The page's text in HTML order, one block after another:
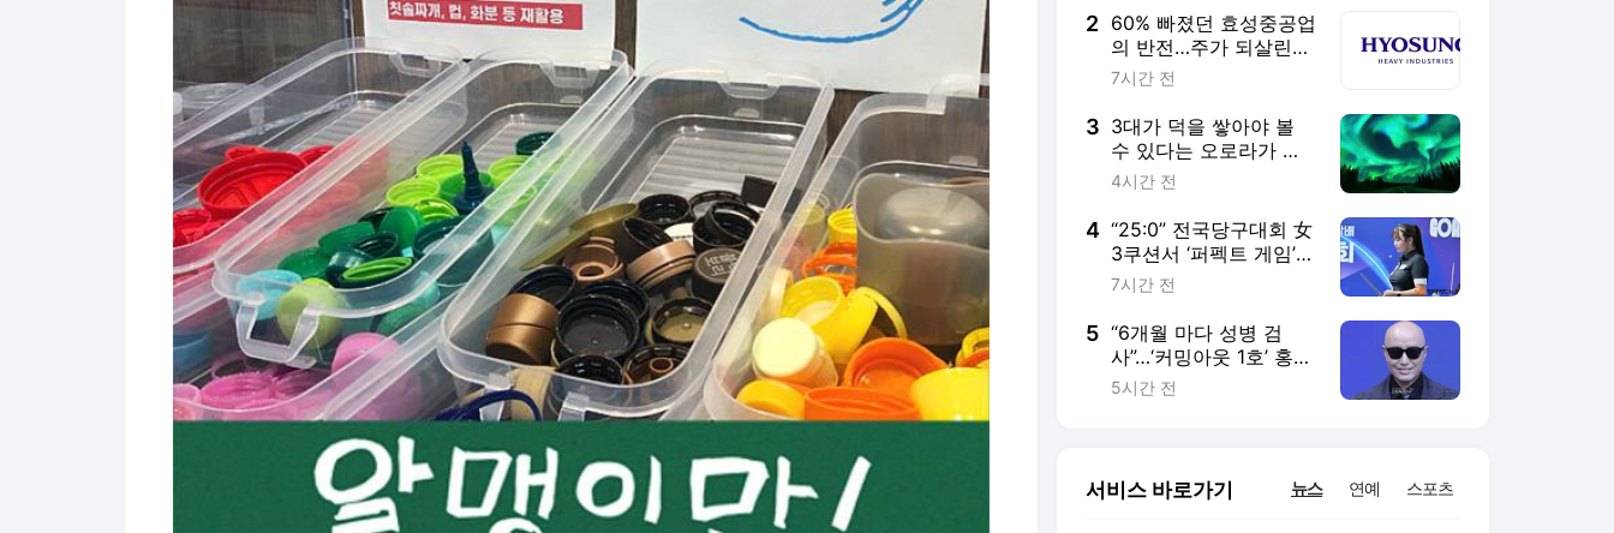
2 60% 빠졌던 효성중공업
의 반전…주가 되살린
‘12조 수주’의 힘 [이주
7시간 전
3 3대가 덕을 쌓아야 볼
수 있다는 오로라가 연
중 240일 넘게 뜬다는
4시간 전
4 “25:0” 전국당구대회 女
3쿠션서 ‘퍼펙트 게임’
나왔다…국내1위 박세
7시간 전
5 “6개월 마다 성병 검
사”…‘커밍아웃 1호’ 홍석
천, HIV·에이즈 예방 중
5시간 전
서비스 바로가기 뉴스 연예 스포츠